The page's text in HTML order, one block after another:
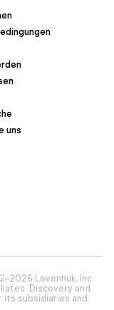
uns
Levenhuk, Inc.
Discovery and
subsidiaries and